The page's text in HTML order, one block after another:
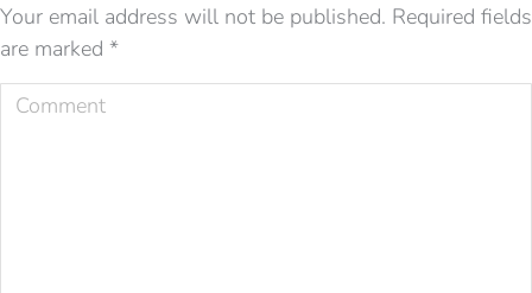
Your email address will not be published. Required fields
are marked *
Comment